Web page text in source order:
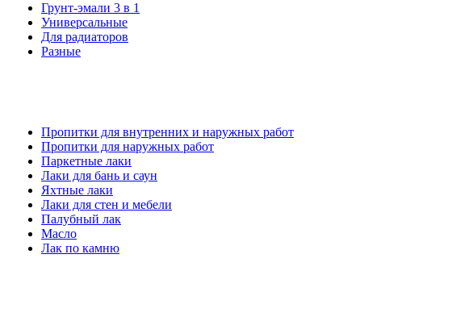
Грунт-эмали 3 в 1
Универсальные
Для радиаторов
Разные
Пропитки для внутренних и наружных работ
Пропитки для наружных работ
Паркетные лаки
Лаки для бань и саун
Яхтные лаки
Лаки для стен и мебели
Палубный лак
Масло
Лак по камню